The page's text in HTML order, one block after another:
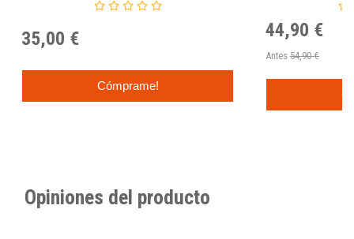
35,00 €
Cómprame!
44,90 €
Antes 54,90 €
Opiniones del producto